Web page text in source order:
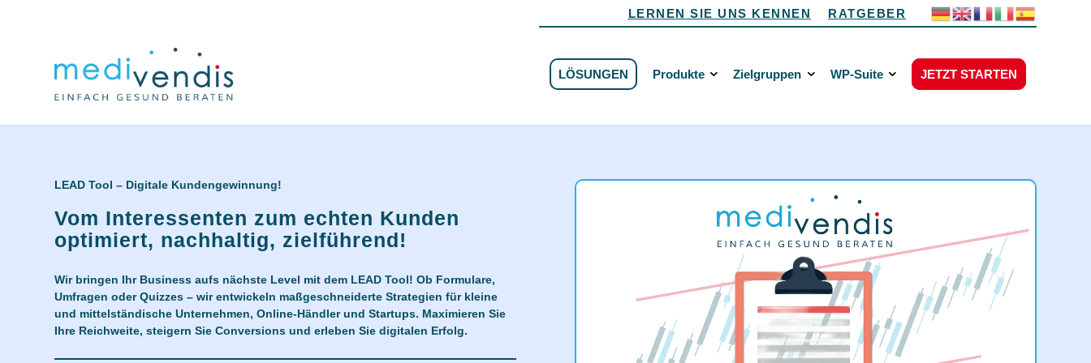
LERNEN SIE UNS KENNEN RATGEBER
LÖSUNGEN Produkte Zielgruppen WP-Suite JETZT STARTEN
LEAD Tool – Digitale Kundengewinnung!
Vom Interessenten zum echten Kunden
optimiert, nachhaltig, zielführend!
Wir bringen Ihr Business aufs nächste Level mit dem LEAD Tool! Ob Formulare,
Umfragen oder Quizzes – wir entwickeln maßgeschneiderte Strategien für kleine
und mittelständische Unternehmen, Online-Händler und Startups. Maximieren Sie
Ihre Reichweite, steigern Sie Conversions und erleben Sie digitalen Erfolg.